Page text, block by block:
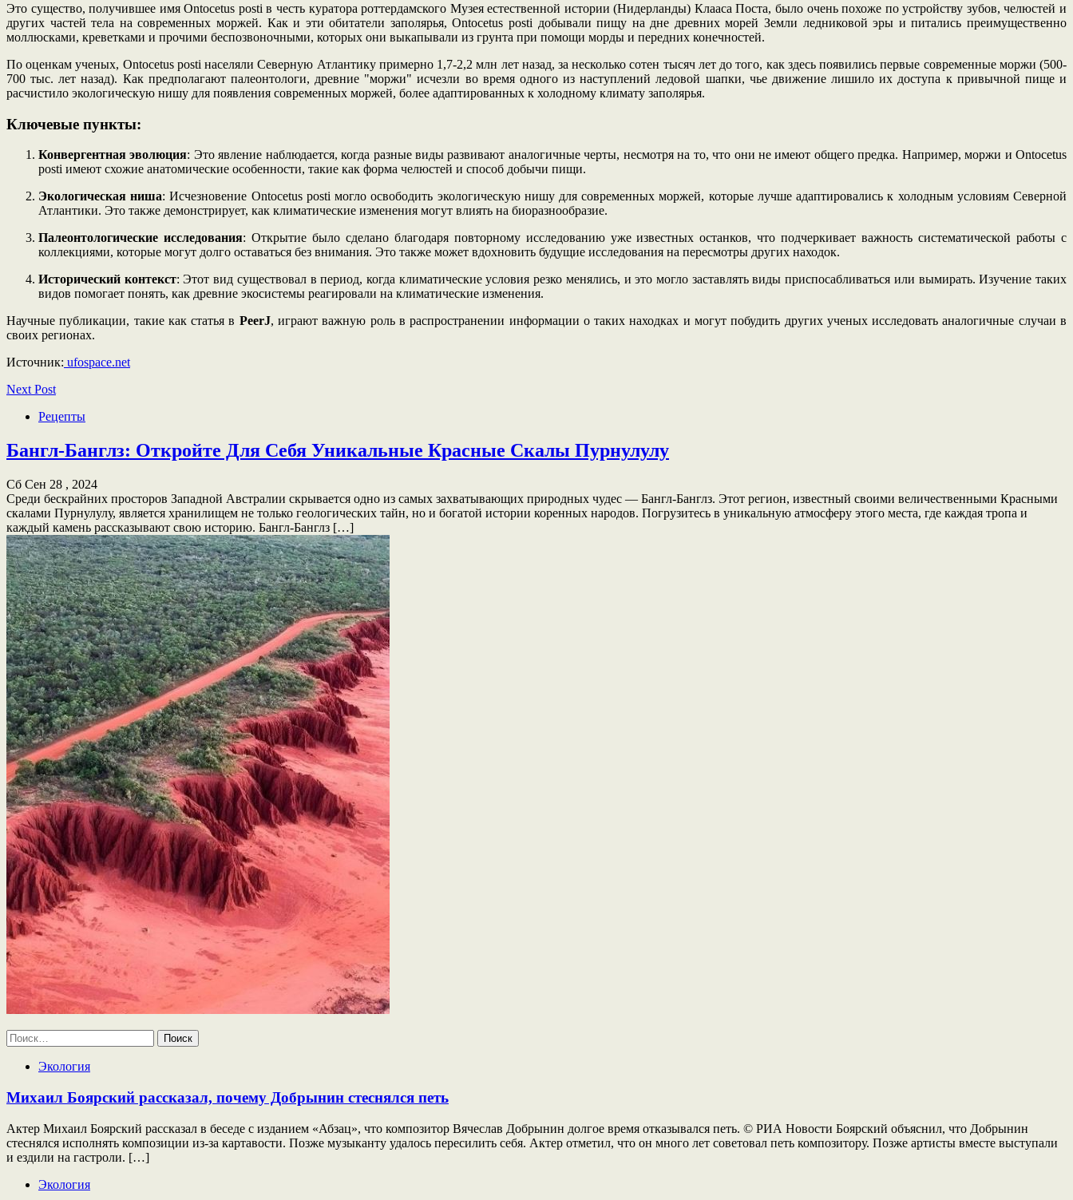
Это существо, получившее имя Ontocetus posti в честь куратора роттердамского Музея естественной истории (Нидерланды) Клааса Поста, было очень похоже по устройству зубов, челюстей и
других частей тела на современных моржей. Как и эти обитатели заполярья, Ontocetus posti добывали пищу на дне древних морей Земли ледниковой эры и питались преимущественно
моллюсками, креветками и прочими беспозвоночными, которых они выкапывали из грунта при помощи морды и передних конечностей.
По оценкам ученых, Ontocetus posti населяли Северную Атлантику примерно 1,7-2,2 млн лет назад, за несколько сотен тысяч лет до того, как здесь появились первые современные моржи (500-
700 тыс. лет назад). Как предполагают палеонтологи, древние "моржи" исчезли во время одного из наступлений ледовой шапки, чье движение лишило их доступа к привычной пище и
расчистило экологическую нишу для появления современных моржей, более адаптированных к холодному климату заполярья.
Ключевые пункты:
Конвергентная эволюция: Это явление наблюдается, когда разные виды развивают аналогичные черты, несмотря на то, что они не имеют общего предка. Например, моржи и Ontocetus
posti имеют схожие анатомические особенности, такие как форма челюстей и способ добычи пищи.
Экологическая ниша: Исчезновение Ontocetus posti могло освободить экологическую нишу для современных моржей, которые лучше адаптировались к холодным условиям Северной
Атлантики. Это также демонстрирует, как климатические изменения могут влиять на биоразнообразие.
Палеонтологические исследования: Открытие было сделано благодаря повторному исследованию уже известных останков, что подчеркивает важность систематической работы с
коллекциями, которые могут долго оставаться без внимания. Это также может вдохновить будущие исследования на пересмотры других находок.
Исторический контекст: Этот вид существовал в период, когда климатические условия резко менялись, и это могло заставлять виды приспосабливаться или вымирать. Изучение таких
видов помогает понять, как древние экосистемы реагировали на климатические изменения.
Научные публикации, такие как статья в PeerJ, играют важную роль в распространении информации о таких находках и могут побудить других ученых исследовать аналогичные случаи в
своих регионах.
Источник: ufospace.net
Next Post
Рецепты
Бангл-Банглз: Откройте Для Себя Уникальные Красные Скалы Пурнулулу
Сб Сен 28 , 2024
Среди бескрайних просторов Западной Австралии скрывается одно из самых захватывающих природных чудес — Бангл-Банглз. Этот регион, известный своими величественными Красными
скалами Пурнулулу, является хранилищем не только геологических тайн, но и богатой истории коренных народов. Погрузитесь в уникальную атмосферу этого места, где каждая тропа и
каждый камень рассказывают свою историю. Бангл-Банглз […]
Найти:
Экология
Михаил Боярский рассказал, почему Добрынин стеснялся петь
Актер Михаил Боярский рассказал в беседе с изданием «Абзац», что композитор Вячеслав Добрынин долгое время отказывался петь. © РИА Новости Боярский объяснил, что Добрынин
стеснялся исполнять композиции из-за картавости. Позже музыканту удалось пересилить себя. Актер отметил, что он много лет советовал петь композитору. Позже артисты вместе выступали
и ездили на гастроли. […]
Экология